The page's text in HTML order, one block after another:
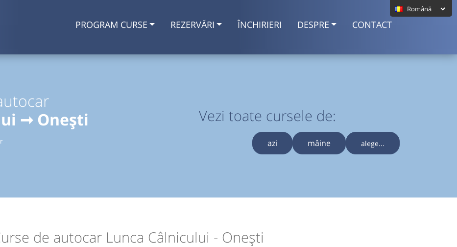
PROGRAM CURSE REZERVĂRI ÎNCHIRIERI DESPRE CONTACT
➞ Onești
Vezi toate cursele de:
azi mâine alege...
de autocar Lunca Câlnicului - Onești